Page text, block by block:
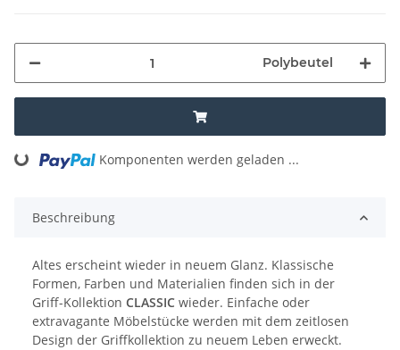
Polybeutel
Loading... Komponenten werden geladen ...
Beschreibung
Altes erscheint wieder in neuem Glanz. Klassische
Formen, Farben und Materialien finden sich in der
Griff-Kollektion CLASSIC wieder. Einfache oder
extravagante Möbelstücke werden mit dem zeitlosen
Design der Griffkollektion zu neuem Leben erweckt.